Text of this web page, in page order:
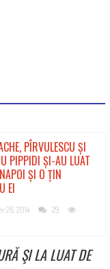
PÎRVULESCU ȘI
PIPPIDI ȘI-AU LUAT
ȘI O ȚIN
EI
26, 2014
29
ŞI LA LUAT DE